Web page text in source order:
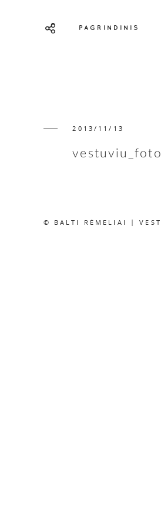
PAGRINDINIS
2013/11/13
© BALTI RĖMELIAI |